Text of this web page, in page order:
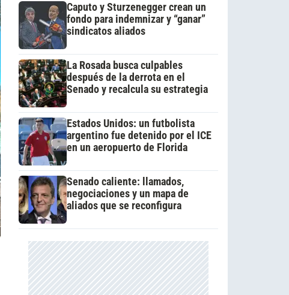
Caputo y Sturzenegger crean un
fondo para indemnizar y “ganar”
sindicatos aliados
La Rosada busca culpables
después de la derrota en el
Senado y recalcula su estrategia
Estados Unidos: un futbolista
argentino fue detenido por el ICE
en un aeropuerto de Florida
Senado caliente: llamados,
negociaciones y un mapa de
aliados que se reconfigura